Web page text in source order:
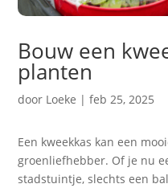
Bouw een
planten
door Loeke |feb 25, 2025
Een kweekkas kan een
groenliefhebber. Of je nu
stadstuintje, slechts een